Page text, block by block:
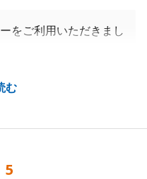
む
をご利用いただきまし
しております。」とい
が、改めて今後の励み
す。誠にありがとうご
たことで、無事ご成約
5